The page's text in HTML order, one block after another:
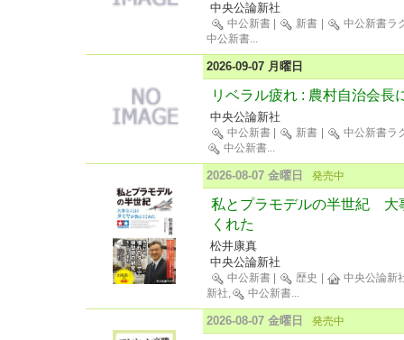
中央公論新社
中公新書 新書
中公新書ラ
中公新書...
2026-09-07 月曜日
リベラル疲れ : 農村自治会長
中央公論新社
中公新書 新書
中公新書ラ
中公新書...
2026-08-07 金曜日 発売中
私とプラモデルの半世紀 大
くれた
松井康真
中央公論新社
中公新書 歴史
中央公論新
新社,
中公新書...
2026-08-07 金曜日 発売中